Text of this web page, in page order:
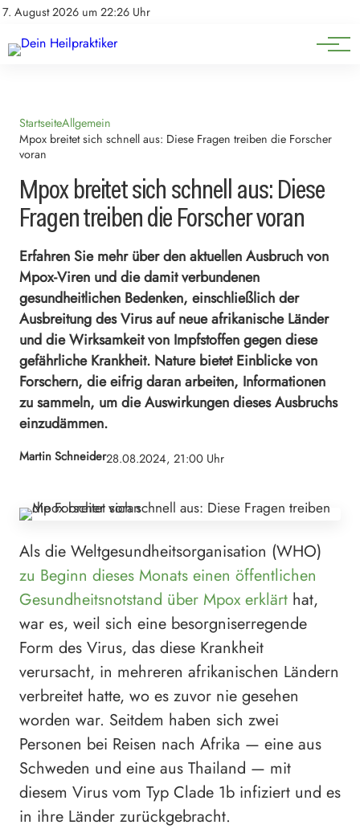
7. August 2026 um 22:26 Uhr
Impressum
Natürliche Medizin
Heilpflanzen & Kräuterkunde
StartseiteAllgemein
Mpox breitet sich schnell aus: Diese Fragen treiben die Forscher
voran
Mpox breitet sich schnell aus: Diese
Fragen treiben die Forscher voran
Erfahren Sie mehr über den aktuellen Ausbruch von
Mpox-Viren und die damit verbundenen
gesundheitlichen Bedenken, einschließlich der
Ausbreitung des Virus auf neue afrikanische Länder
und die Wirksamkeit von Impfstoffen gegen diese
gefährliche Krankheit. Nature bietet Einblicke von
Forschern, die eifrig daran arbeiten, Informationen
zu sammeln, um die Auswirkungen dieses Ausbruchs
einzudämmen.
Martin Schneider28.08.2024, 21:00 Uhr
Als die Weltgesundheitsorganisation (WHO)
zu Beginn dieses Monats einen öffentlichen
Gesundheitsnotstand über Mpox erklärt hat,
war es, weil sich eine besorgniserregende
Form des Virus, das diese Krankheit
verursacht, in mehreren afrikanischen Ländern
verbreitet hatte, wo es zuvor nie gesehen
worden war. Seitdem haben sich zwei
Personen bei Reisen nach Afrika — eine aus
Schweden und eine aus Thailand — mit
diesem Virus vom Typ Clade 1b infiziert und es
in ihre Länder zurückgebracht.